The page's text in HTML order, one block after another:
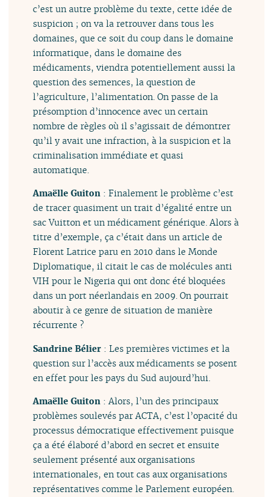
c’est un autre problème du texte, cette idée de
suspicion ; on va la retrouver dans tous les
domaines, que ce soit du coup dans le domaine
informatique, dans le domaine des
médicaments, viendra potentiellement aussi la
question des semences, la question de
l’agriculture, l’alimentation. On passe de la
présomption d’innocence avec un certain
nombre de règles où il s’agissait de démontrer
qu’il y avait une infraction, à la suspicion et la
criminalisation immédiate et quasi
automatique.
Amaëlle Guiton : Finalement le problème c’est
de tracer quasiment un trait d’égalité entre un
sac Vuitton et un médicament générique. Alors à
titre d’exemple, ça c’était dans un article de
Florent Latrice paru en 2010 dans le Monde
Diplomatique, il citait le cas de molécules anti
VIH pour le Nigeria qui ont donc été bloquées
dans un port néerlandais en 2009. On pourrait
aboutir à ce genre de situation de manière
récurrente ?
Sandrine Bélier : Les premières victimes et la
question sur l’accès aux médicaments se posent
en effet pour les pays du Sud aujourd’hui.
Amaëlle Guiton : Alors, l’un des principaux
problèmes soulevés par ACTA, c’est l’opacité du
processus démocratique effectivement puisque
ça a été élaboré d’abord en secret et ensuite
seulement présenté aux organisations
internationales, en tout cas aux organisations
représentatives comme le Parlement européen.